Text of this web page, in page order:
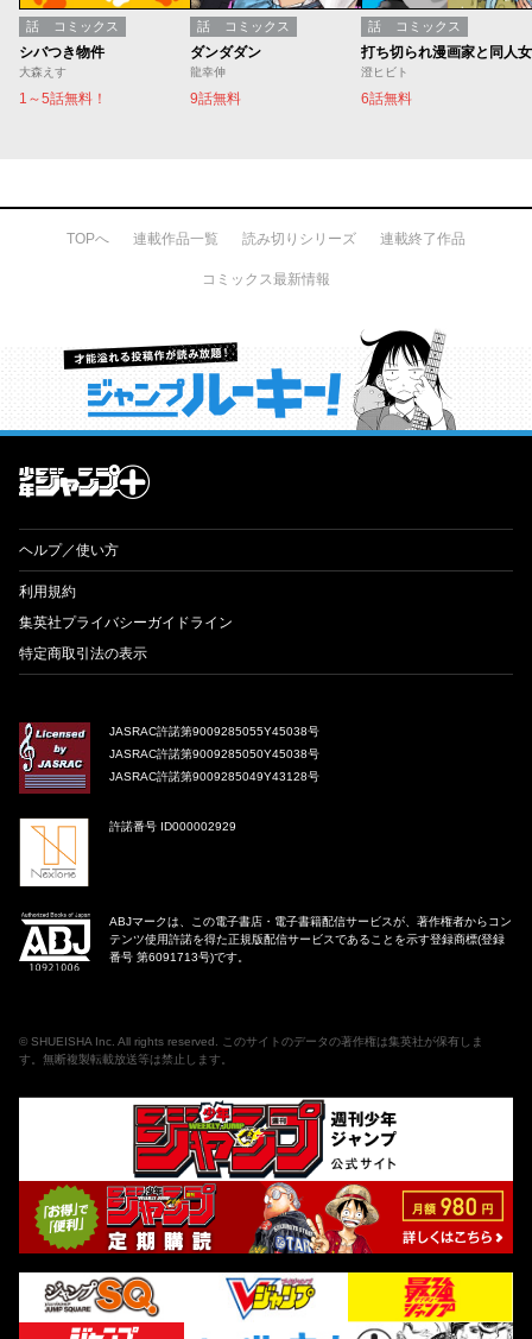
話 コミックス
シバつき物件
大森えす
1～5話無料！
話 コミックス
ダンダダン
龍幸伸
9話無料
話 コミックス
打ち切られ漫画家と同人女
澄ヒビト
6話無料
TOPへ 連載作品一覧 読み切りシリーズ 連載終了作品
コミックス最新情報
才能溢れる投稿作が読み放題！ ジャンプルーキー！
ヘルプ／使い方
利用規約
集英社プライバシーガイドライン
特定商取引法の表示
JASRAC許諾第9009285055Y45038号
JASRAC許諾第9009285050Y45038号
JASRAC許諾第9009285049Y43128号
許諾番号 ID000002929
ABJマークは、この電子書店・電子書籍配信サービスが、著作権者からコン
テンツ使用許諾を得た正規版配信サービスであることを示す登録商標(登録
番号 第6091713号)です。
© SHUEISHA Inc. All rights reserved. このサイトのデータの著作権は集英社が保有しま
す。無断複製転載放送等は禁止します。